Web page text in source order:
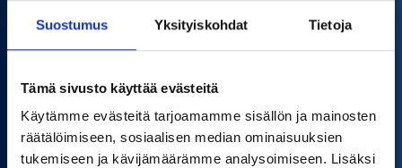
Suostumus Yksityiskohdat Tietoja
Tämä sivusto käyttää evästeitä
Käytämme evästeitä tarjoamamme sisällön ja mainosten
räätälöimiseen, sosiaalisen median ominaisuuksien
tukemiseen ja kävijämäärämme analysoimiseen. Lisäksi
LOMAKAUDELLA TYÖSKENTELY
aikana myös matkan päältä tai mökiltä, jos kesällä
yrityksessä on lomakaudella mahdollisuus olla
enemmän etänä. Se ei ole tietoturvaongelma,
mutta ongelmaksi tämä voi muodostua silloin, kun
ympäristön valinta tehdään mukavuus edellä.